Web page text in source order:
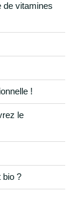
de vitamines
!
le
bio ?